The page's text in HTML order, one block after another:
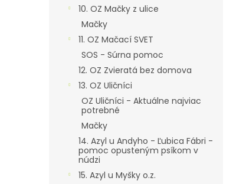
10. OZ Mačky z ulice
Mačky
11. OZ Mačací SVET
SOS - Súrna pomoc
12. OZ Zvieratá bez domova
13. OZ Uličníci
OZ Uličníci - Aktuálne najviac
potrebné
Mačky
14. Azyl u Andyho - Ľubica Fábri -
pomoc opusteným psíkom v
núdzi
15. Azyl u Myšky o.z.